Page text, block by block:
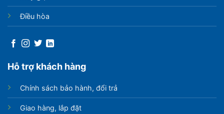
Điều hòa
Hỗ trợ khách hàng
Chính sách bảo hành, đổi trả
Giao hàng, lắp đặt